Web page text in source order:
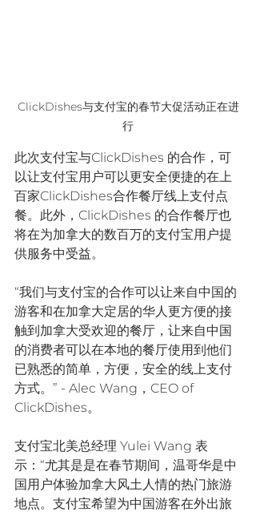
ClickDishes与支付宝的春节大促活动正在进
行
此次支付宝与ClickDishes 的合作，可
以让支付宝用户可以更安全便捷的在上
百家ClickDishes合作餐厅线上支付点
餐。此外，ClickDishes 的合作餐厅也
将在为加拿大的数百万的支付宝用户提
供服务中受益。
“我们与支付宝的合作可以让来自中国的
游客和在加拿大定居的华人更方便的接
触到加拿大受欢迎的餐厅，让来自中国
的消费者可以在本地的餐厅使用到他们
已熟悉的简单，方便，安全的线上支付
方式。” - Alec Wang，CEO of
ClickDishes。
支付宝北美总经理 Yulei Wang 表
示：“尤其是是在春节期间，温哥华是中
国用户体验加拿大风土人情的热门旅游
地点。支付宝希望为中国游客在外出旅